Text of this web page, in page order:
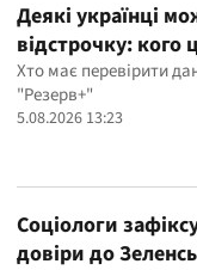
Деякі українці
відстрочку: кого
Хто має перевірити
"Резерв+"
5.08.2026 13:23
Соціологи
довіри до